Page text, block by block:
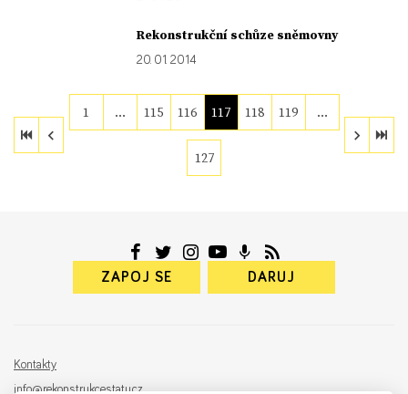
Rekonstrukční schůze sněmovny
20. 01. 2014
1 … 115 116 117 118 119 …
127
ZAPOJ SE DARUJ
Kontakty
info@rekonstrukcestatu.cz